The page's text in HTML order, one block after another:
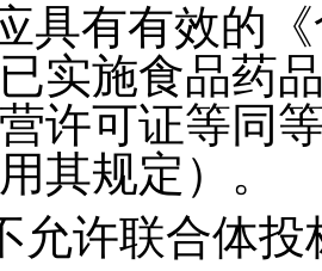
具有有效的
实施食品药
许可证等同
其规定）。
允许联合体投